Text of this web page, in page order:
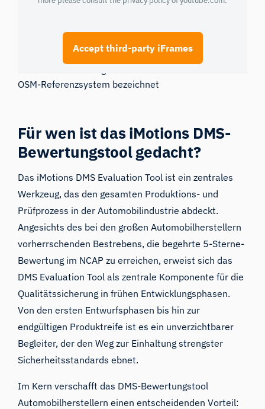
Accept third-party iFrames
OSM-Referenzsystem bezeichnet
Für wen ist das iMotions DMS-
Bewertungstool gedacht?
Das iMotions DMS Evaluation Tool ist ein zentrales
Werkzeug, das den gesamten Produktions- und
Prüfprozess in der Automobilindustrie abdeckt.
Angesichts des bei den großen Automobilherstellern
vorherrschenden Bestrebens, die begehrte 5-Sterne-
Bewertung im NCAP zu erreichen, erweist sich das
DMS Evaluation Tool als zentrale Komponente für die
Qualitätssicherung in frühen Entwicklungsphasen.
Von den ersten Entwurfsphasen bis hin zur
endgültigen Produktreife ist es ein unverzichtbarer
Begleiter, der den Weg zur Einhaltung strengster
Sicherheitsstandards ebnet.
Im Kern verschafft das DMS-Bewertungstool
Automobilherstellern einen entscheidenden Vorteil: